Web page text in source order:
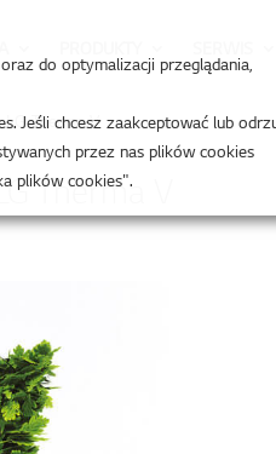
LG Therma V
Therma V
do optymalizacji przeglądania,
Jeśli chcesz zaakceptować lub
przez nas plików cookies
plików cookies".